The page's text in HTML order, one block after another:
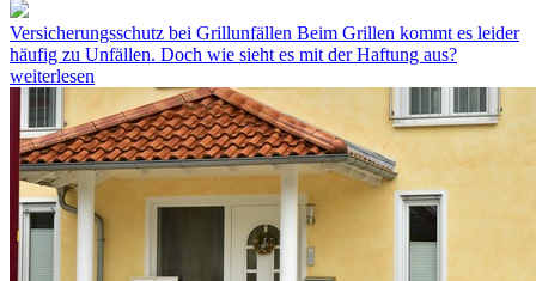
Versicherungsschutz bei Grillunfällen Beim Grillen kommt es leider
häufig zu Unfällen. Doch wie sieht es mit der Haftung aus?
weiterlesen